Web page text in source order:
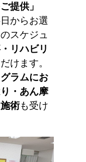
提供」
からお選
スケジュ
リハビリ
けます。
ラムにお
・あん摩
術も受け